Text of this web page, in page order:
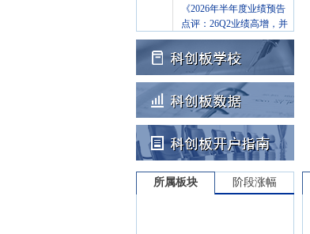
《2026年半年度业绩预告
点评：26Q2业绩高增，并
购永鑫精工打造新成长曲
线》研报
所属板块 阶段涨幅